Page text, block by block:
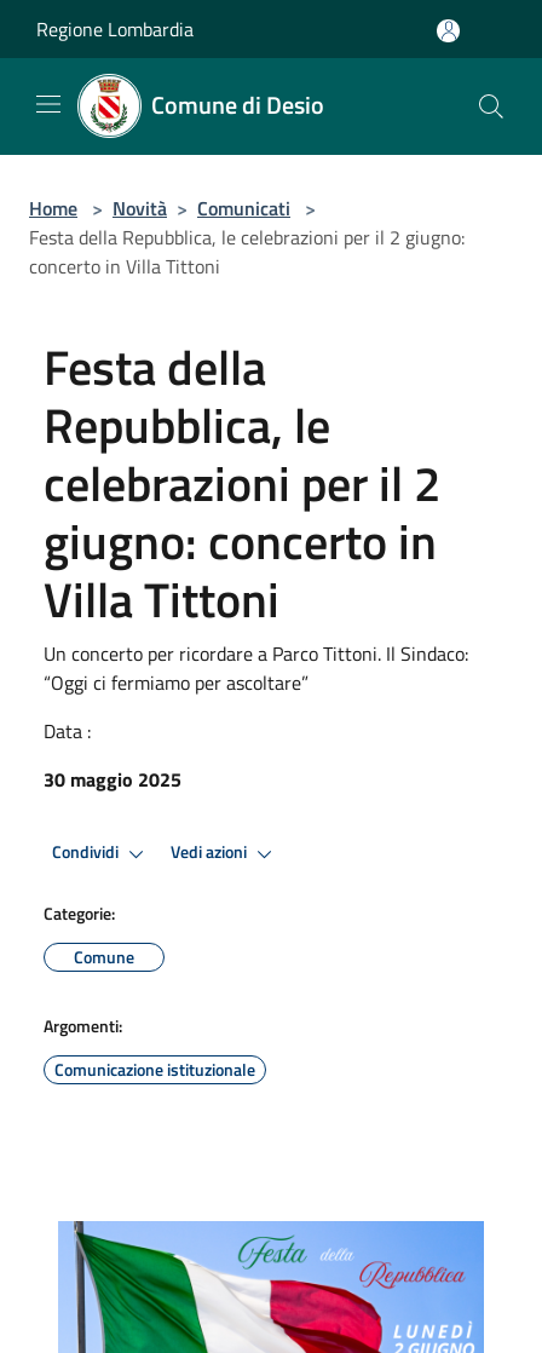
Regione Lombardia
Comune di Desio
Home > Novità > Comunicati >
Festa della Repubblica, le celebrazioni per il 2 giugno:
concerto in Villa Tittoni
Festa della
Repubblica, le
celebrazioni per il 2
giugno: concerto in
Villa Tittoni
Un concerto per ricordare a Parco Tittoni. Il Sindaco:
“Oggi ci fermiamo per ascoltare”
Data :
30 maggio 2025
Condividi Vedi azioni
Categorie:
Comune
Argomenti:
Comunicazione istituzionale